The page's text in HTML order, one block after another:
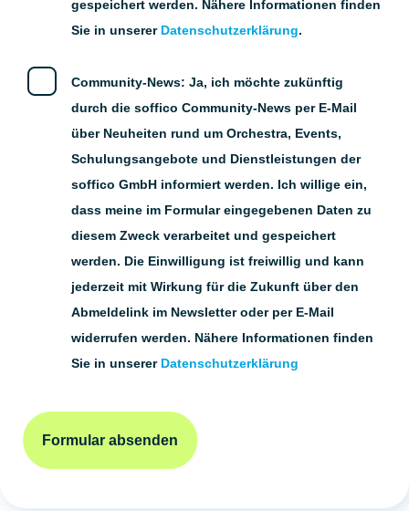
gespeichert werden. Nähere Informationen finden
Sie in unserer Datenschutzerklärung.
Community-News: Ja, ich möchte zukünftig
durch die soffico Community-News per E-Mail
über Neuheiten rund um Orchestra, Events,
Schulungsangebote und Dienstleistungen der
soffico GmbH informiert werden. Ich willige ein,
dass meine im Formular eingegebenen Daten zu
diesem Zweck verarbeitet und gespeichert
werden. Die Einwilligung ist freiwillig und kann
jederzeit mit Wirkung für die Zukunft über den
Abmeldelink im Newsletter oder per E-Mail
widerrufen werden. Nähere Informationen finden
Sie in unserer Datenschutzerklärung